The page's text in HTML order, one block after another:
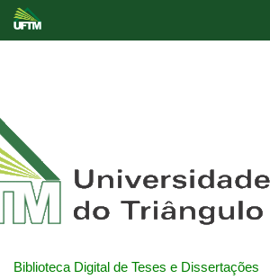
Biblioteca Digital de Teses e Dissertações